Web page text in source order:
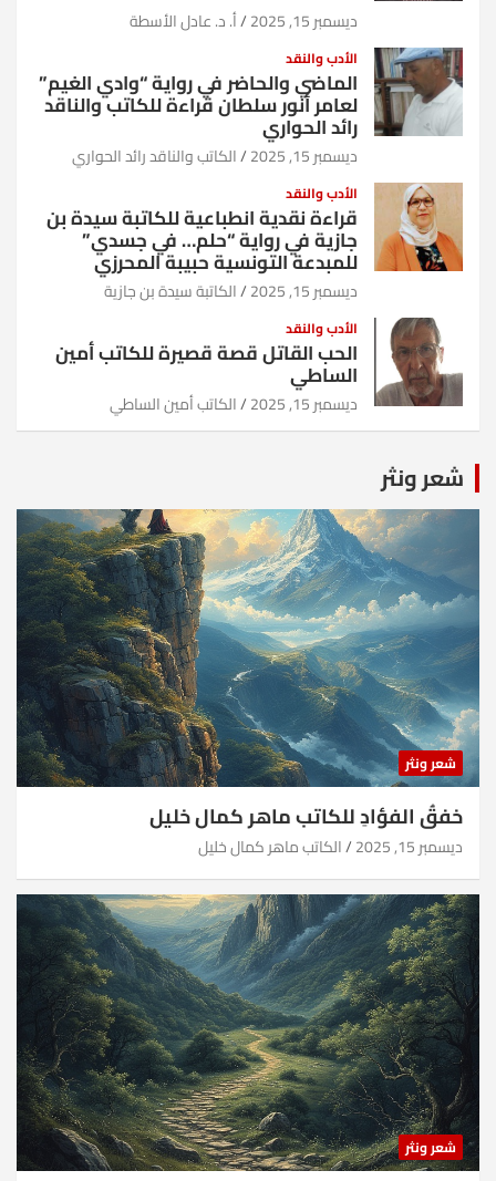
ديسمبر 15, 2025 أ. د. عادل الأسطة
الأدب والنقد
الماضي والحاضر في رواية “وادي الغيم”
لعامر أنور سلطان قراءة للكاتب والناقد
رائد الحواري
ديسمبر 15, 2025 الكاتب والناقد رائد الحواري
الأدب والنقد
قراءة نقدية انطباعية للكاتبة سيدة بن
جازية في رواية “حلم… في جسدي”
للمبدعة التونسية حبيبة المحرزي
ديسمبر 15, 2025 الكاتبة سيدة بن جازية
الأدب والنقد
الحب القاتل قصة قصيرة للكاتب أمين
الساطي
ديسمبر 15, 2025 الكاتب أمين الساطي
شعر ونثر
شعر ونثر
خفقُ الفؤادِ للكاتب ماهر كمال خليل
ديسمبر 15, 2025 الكاتب ماهر كمال خليل
شعر ونثر